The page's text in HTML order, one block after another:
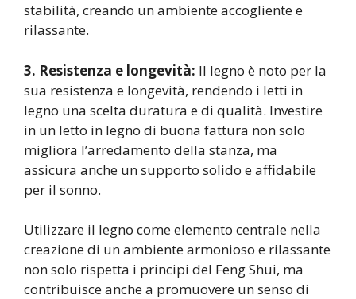
stabilità, creando un ambiente accogliente e
rilassante.
3. Resistenza e longevità: Il legno è noto per la
sua resistenza e longevità, rendendo i letti in
legno una scelta duratura e di qualità. Investire
in un letto in legno di buona fattura non solo
migliora l’arredamento della stanza, ma
assicura anche un supporto solido e affidabile
per il sonno.
Utilizzare il legno come elemento centrale nella
creazione di un ambiente armonioso e rilassante
non solo rispetta i principi del Feng Shui, ma
contribuisce anche a promuovere un senso di